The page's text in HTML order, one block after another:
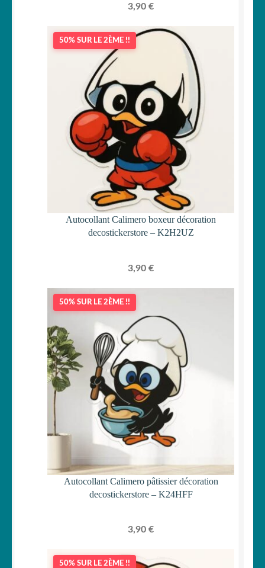
3,90 €
50% SUR LE 2ÈME !!
Autocollant Calimero boxeur décoration
decostickerstore – K2H2UZ
3,90 €
50% SUR LE 2ÈME !!
Autocollant Calimero pâtissier décoration
decostickerstore – K24HFF
3,90 €
50% SUR LE 2ÈME !!